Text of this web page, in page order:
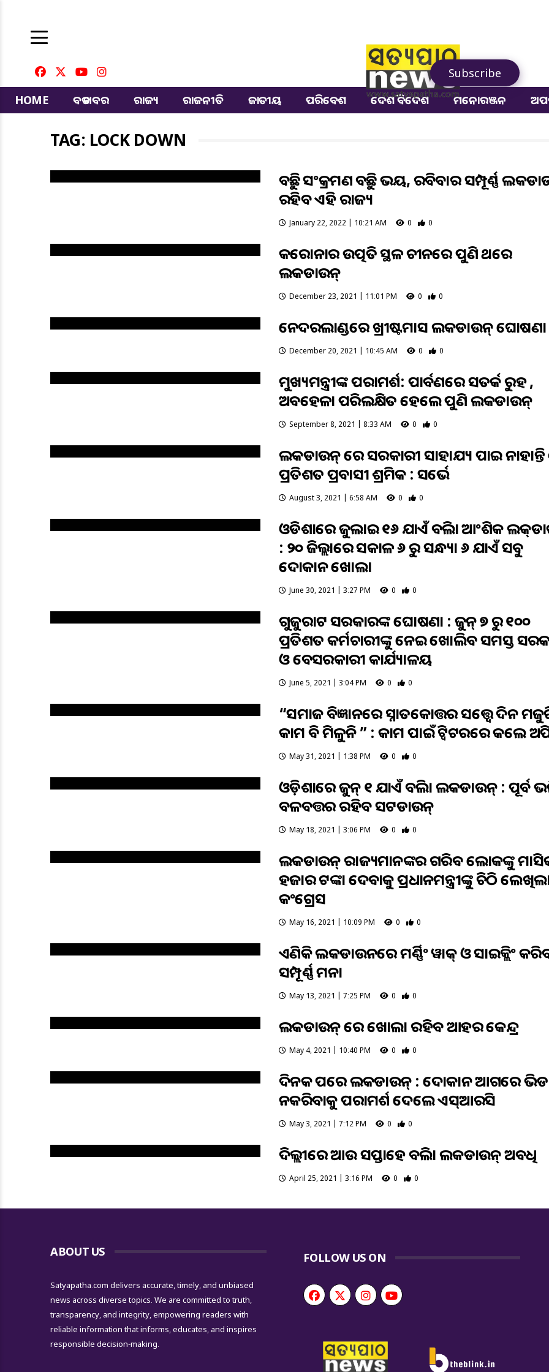
Subscribe
HOME
ବଡ ଖବର ରାଜ୍ୟ ରାଜନୀତି ଜାତୀୟ ପରିବେଶ ଦେଶ ବିଦେଶ ମନୋରଞ୍ଜନ
TAG: LOCK DOWN
ବଢୁଛି ସଂକ୍ରମଣ ବଢୁଛି ଭୟ, ରବିବାର ସମ୍ପୂର୍ଣ୍ଣ
ରହିବ ଏହି ରାଜ୍ୟ
January 22, 2022 | 10:21 AM 0 0
କରୋନାର ଉତ୍ପତି ସ୍ଥଳ ଚୀନରେ ପୁଣି ଥରେ
ଲକଡାଉନ୍
December 23, 2021 | 11:01 PM 0 0
ନେଦରଲାଣ୍ଡରେ ଖ୍ରୀଷ୍ଟମାସ ଲକଡାଉନ୍ ଘୋଷଣା
December 20, 2021 | 10:45 AM 0 0
ମୁଖ୍ୟମନ୍ତ୍ରୀଙ୍କ ପରାମର୍ଶ: ପାର୍ବଣରେ ସତର୍କ ରୁହ ,
ଅବହେଳା ପରିଲକ୍ଷିତ ହେଲେ ପୁଣି ଲକଡାଉନ୍‍
September 8, 2021 | 8:33 AM 0 0
ଲକଡାଉନ୍ ରେ ସରକାରୀ ସାହାଯ୍ୟ ପାଇ ନାହାନ୍ତି
ପ୍ରତିଶତ ପ୍ରବାସୀ ଶ୍ରମିକ : ସର୍ଭେ
August 3, 2021 | 6:58 AM 0 0
ଓଡିଶାରେ ଜୁଲାଇ ୧୬ ଯାଏଁ ବଢିଲା ଆଂଶିକ
: ୨୦ ଜିଲ୍ଲାରେ ସକାଳ ୬ ରୁ ସନ୍ଧ୍ୟା ୬ ଯାଏଁ ସବୁ
ଦୋକାନ ଖୋଲା
June 30, 2021 | 3:27 PM 0 0
ଗୁଜୁରାଟ ସରକାରଙ୍କ ଘୋଷଣା : ଜୁନ୍ ୭ ରୁ ୧୦୦
ପ୍ରତିଶତ କର୍ମଚାରୀଙ୍କୁ ନେଇ ଖୋଲିବ ସମସ୍ତ
ଓ ବେସରକାରୀ କାର୍ଯ୍ୟାଳୟ
June 5, 2021 | 3:04 PM 0 0
“ସମାଜ ବିଜ୍ଞାନରେ ସ୍ନାତକୋତ୍ତର ସତ୍ତ୍ୱେ ଦିନ
କାମ ବି ମିଳୁନି ” : କାମ ପାଇଁ ଟ୍ବିଟରରେ କଲେ
May 31, 2021 | 1:38 PM 0 0
ଓଡ଼ିଶାରେ ଜୁନ୍ ୧ ଯାଏଁ ବଢିଲା ଲକଡାଉନ୍ : ପୂର୍ବ
ବଳବତ୍ତର ରହିବ ସଟଡାଉନ୍
May 18, 2021 | 3:06 PM 0 0
ଲକଡାଉନ୍ ରାଜ୍ୟମାନଙ୍କର ଗରିବ ଲୋକଙ୍କୁ
ହଜାର ଟଙ୍କା ଦେବାକୁ ପ୍ରଧାନମନ୍ତ୍ରୀଙ୍କୁ ଚିଠି
କଂଗ୍ରେସ
May 16, 2021 | 10:09 PM 0 0
ଏଣିକି ଲକଡାଉନରେ ମର୍ଣ୍ଣିଂ ୱାକ୍ ଓ ସାଇକ୍ଲିଂ
ସମ୍ପୂର୍ଣ୍ଣ ମନା
May 13, 2021 | 7:25 PM 0 0
ଲକଡାଉନ୍ ରେ ଖୋଲା ରହିବ ଆହର କେନ୍ଦ୍ର
May 4, 2021 | 10:40 PM 0 0
ଦିନକ ପରେ ଲକଡାଉନ୍ : ଦୋକାନ ଆଗରେ ଭିଡ
ନକରିବାକୁ ପରାମର୍ଶ ଦେଲେ ଏସ୍ଆରସି
May 3, 2021 | 7:12 PM 0 0
ଦିଲ୍ଲୀରେ ଆଉ ସପ୍ତାହେ ବଢିଲା ଲକଡାଉନ୍ ଅବଧି
April 25, 2021 | 3:16 PM 0 0
ABOUT US
Satyapatha.com delivers accurate, timely, and unbiased
news across diverse topics. We are committed to truth,
transparency, and integrity, empowering readers with
reliable information that informs, educates, and inspires
responsible decision-making.
FOLLOW US ON